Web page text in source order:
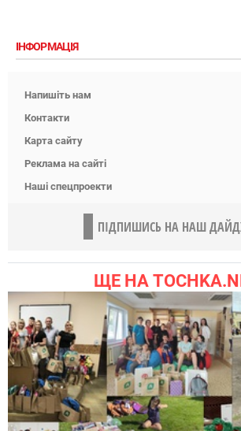
ІНФОРМАЦІЯ
Напишіть нам
Контакти
Карта сайту
Реклама на сайті
Наші спецпроекти
ПІДПИШИСЬ НА НАШ
ЩЕ НА